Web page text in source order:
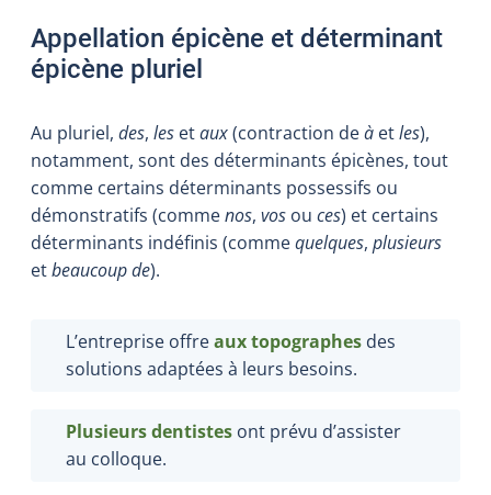
Appellation épicène et déterminant
épicène pluriel
Au pluriel, des, les etaux(contraction deà etles),
notamment, sont des déterminants épicènes, tout
comme certains déterminants possessifs ou
démonstratifs (commenos, vos ou ces) et certains
déterminants indéfinis (commequelques, plusieurs
etbeaucoup de).
L’entreprise offreaux topographes des
solutions adaptées à leurs besoins.
Plusieurs dentistes ont prévu d’assister
au colloque.